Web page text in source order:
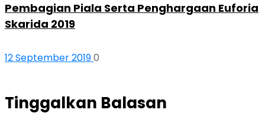
Pembagian Piala Serta Penghargaan Euforia
Skarida 2019
12 September 20190
Tinggalkan Balasan